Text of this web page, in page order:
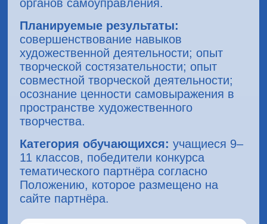
органов самоуправления.
Планируемые результаты:
совершенствование навыков
художественной деятельности; опыт
творческой состязательности; опыт
совместной творческой деятельности;
осознание ценности самовыражения в
пространстве художественного
творчества.
Категория обучающихся: учащиеся 9–
11 классов, победители конкурса
тематического партнёра согласно
Положению, которое размещено на
сайте партнёра.